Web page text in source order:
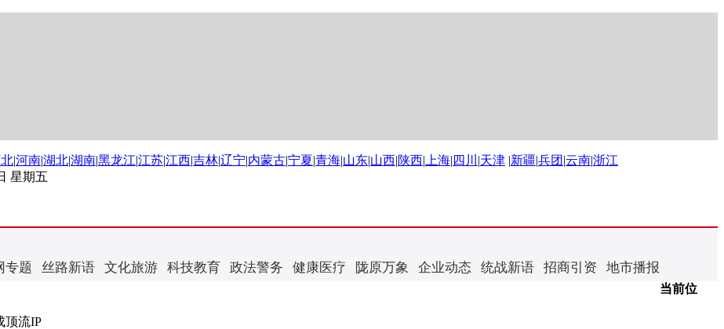
|河南|湖北|湖南|黑龙江|江苏|江西|吉林|辽宁|内蒙古|宁夏|青海|山东|山西|陕西| 上海| 四川 |天津 |新疆|兵团 |云南|浙江
星期五
专题 丝路新语 文化旅游 科技教育 政法警务 健康医疗 陇原万象 企业动态 统战新语 招商引资 地市播报
当前位
顶流IP